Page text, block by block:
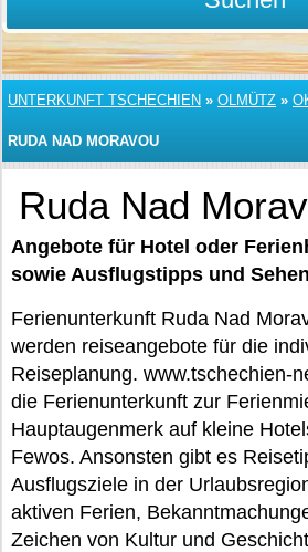
UNTERKUNFT TSCHECHIEN » OLMÜTZ »
RUDA NAD MORAVOU
Ruda Nad
Angebote für Hotel oder
sowie Ausflugstipps und
Ferienunterkunft Ruda Nad
werden reiseangebote für die
Reiseplanung. www.tschechien-
die Ferienunterkunft zur
Hauptaugenmerk auf kleine
Fewos. Ansonsten gibt es
Ausflugsziele in der
aktiven Ferien,
Zeichen von Kultur und